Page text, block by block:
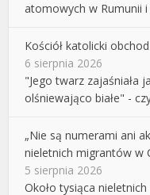
atomowych w Rumunii i
Kościół katolicki
6 sierpnia 2026
"Jego twarz zajaśniała
olśniewająco białe" -
„Nie są numerami ani
nieletnich migrantów w
5 sierpnia 2026
Około tysiąca